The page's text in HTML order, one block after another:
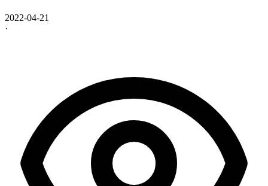
2022-04-21
·